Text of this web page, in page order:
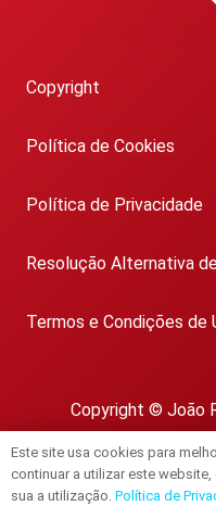
Copyright
Política de Cookies
Política de Privacidade
Resolução Alternativa
Termos e Condições de
Copyright © João
Este site usa cookies para
continuar a utilizar este
sua a utilização. Política de